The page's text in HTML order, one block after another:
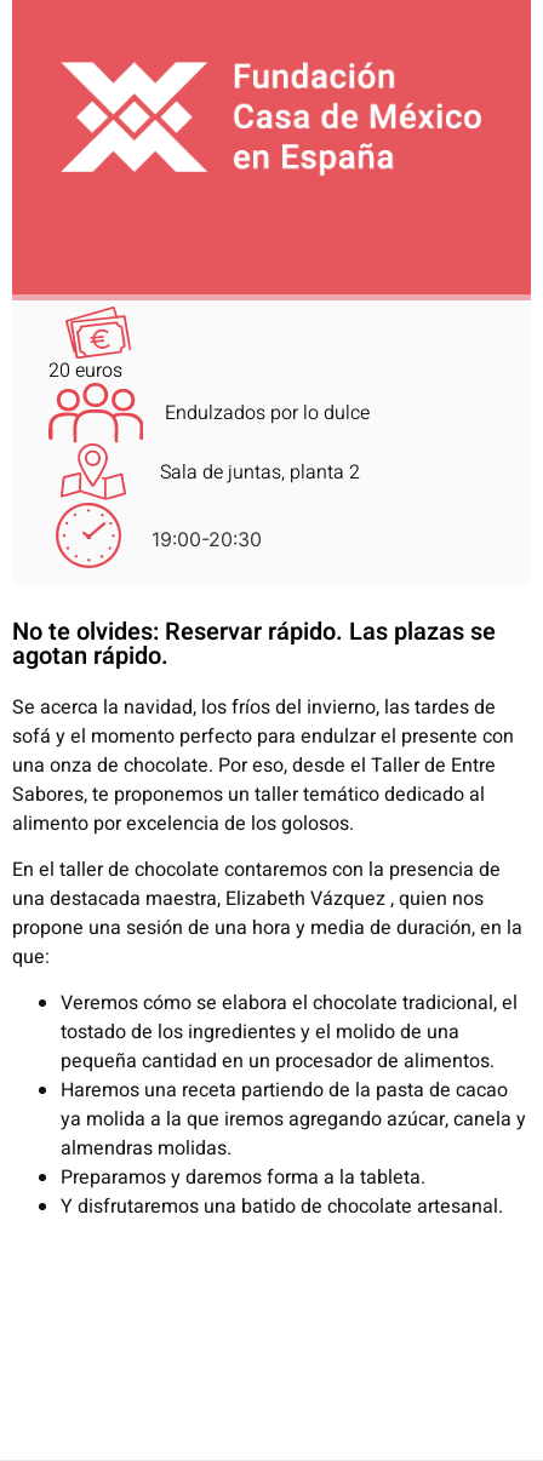
20 euros
Endulzados por lo dulce
Sala de juntas, planta 2
19:00-20:30
No te olvides: Reservar rápido. Las plazas se
agotan rápido.
Se acerca la navidad, los fríos del invierno, las tardes de
sofá y el momento perfecto para endulzar el presente con
una onza de chocolate. Por eso, desde el Taller de Entre
Sabores, te proponemos un taller temático dedicado al
alimento por excelencia de los golosos.
En el taller de chocolate contaremos con la presencia de
una destacada maestra, Elizabeth Vázquez , quien nos
propone una sesión de una hora y media de duración, en la
que:
Veremos cómo se elabora el chocolate tradicional, el
tostado de los ingredientes y el molido de una
pequeña cantidad en un procesador de alimentos.
Haremos una receta partiendo de la pasta de cacao
ya molida a la que iremos agregando azúcar, canela y
almendras molidas.
Preparamos y daremos forma a la tableta.
Y disfrutaremos una batido de chocolate artesanal.